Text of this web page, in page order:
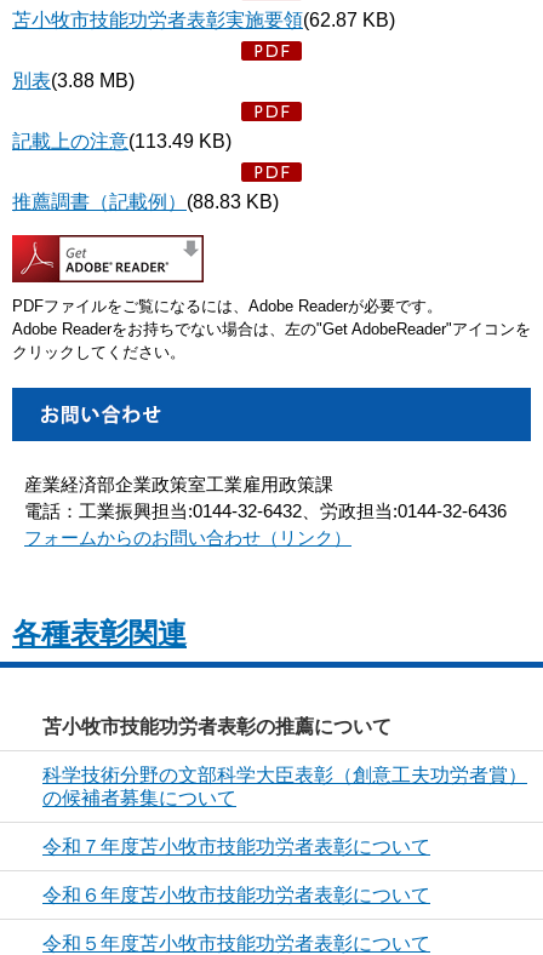
苫小牧市技能功労者表彰実施要領(62.87 KB)
別表(3.88 MB)
記載上の注意(113.49 KB)
推薦調書（記載例） (88.83 KB)
PDFファイルをご覧になるには、Adobe Readerが必要です。
Adobe Readerをお持ちでない場合は、左の"Get AdobeReader"アイコンを
クリックしてください。
産業経済部企業政策室工業雇用政策課
電話：工業振興担当:0144-32-6432、労政担当:0144-32-6436
フォームからのお問い合わせ（リンク）
各種表彰関連
苫小牧市技能功労者表彰の推薦について
科学技術分野の文部科学大臣表彰（創意工夫功労者賞）
の候補者募集について
令和７年度苫小牧市技能功労者表彰について
令和６年度苫小牧市技能功労者表彰について
令和５年度苫小牧市技能功労者表彰について